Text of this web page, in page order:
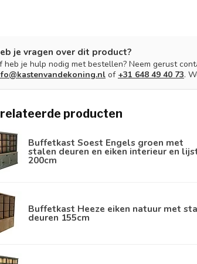
je vragen over dit product?
heb je hulp nodig met bestellen? Neem gerust
of +31 648 49 40 73.
producten
Buffetkast Soest Engels groen met
stalen deuren en eiken interieur en
200cm
Buffetkast Heeze eiken natuur met
deuren 155cm